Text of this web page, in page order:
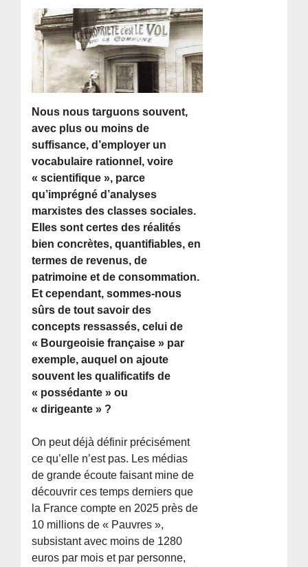
Nous nous targuons souvent,
avec plus ou moins de
suffisance, d’employer un
vocabulaire rationnel, voire
« scientifique », parce
qu’imprégné d’analyses
marxistes des classes sociales.
Elles sont certes des réalités
bien concrètes, quantifiables, en
termes de revenus, de
patrimoine et de consommation.
Et cependant, sommes-nous
sûrs de tout savoir des
concepts ressassés, celui de
« Bourgeoisie française » par
exemple, auquel on ajoute
souvent les qualificatifs de
« possédante » ou
« dirigeante » ?
On peut déjà définir précisément
ce qu’elle n’est pas. Les médias
de grande écoute faisant mine de
découvrir ces temps derniers que
la France compte en 2025 près de
10 millions de « Pauvres »,
subsistant avec moins de 1280
euros par mois et par personne,